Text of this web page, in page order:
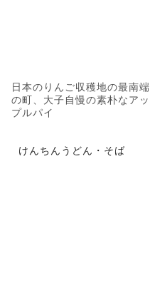
日本のりんご収穫地の最南端
の町、大子自慢の素朴なアッ
プルパイ
けんちんうどん・そば